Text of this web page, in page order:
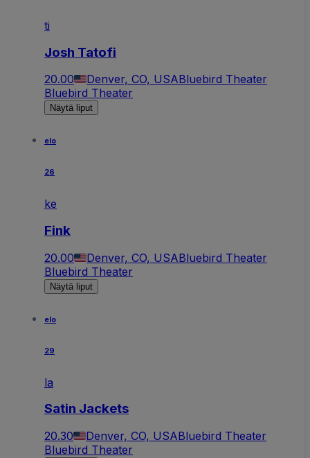
ti
Josh Tatofi
20.00 Denver, CO, USABluebird Theater
Bluebird Theater
Näytä liput
elo
26
ke
Fink
20.00 Denver, CO, USABluebird Theater
Bluebird Theater
Näytä liput
elo
29
la
Satin Jackets
20.30 Denver, CO, USABluebird Theater
Bluebird Theater